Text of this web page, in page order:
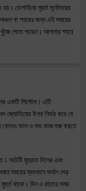
চোগাড়িয়া মুহুর্ত সূর্যোদয়ের
বা শহরের জন্য এই সময়ের
খুঁজে পেতে পারেন। আপনার শহরে
একটি সিস্টেম। এটি
জ্যোতিষের উপর নির্ভর করে যে
কোনও ভাল ও শুভ কাজ শুরু করতে
আটটি মুহুরাত দিনের এবং
সময়ের ব্যবধানে অর্থাৎ দেড়
থাকে। দিন ও রাতের সময়